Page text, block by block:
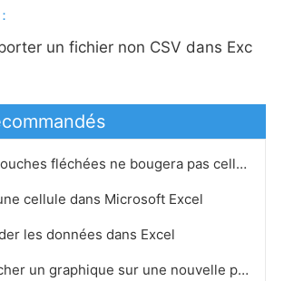
un fichier non CSV dans Exc
Pourquoi les touches fléchées ne bougera pas cellule par cellule dans Excel 2007
cellule dans Microsoft Excel
les données dans Excel
Comment afficher un graphique sur une nouvelle page dans Excel